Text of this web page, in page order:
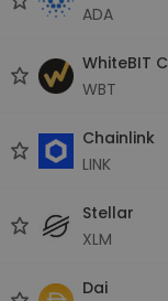
ADA
WhiteBIT
WBT
Chainlink
LINK
Stellar
XLM
Dai